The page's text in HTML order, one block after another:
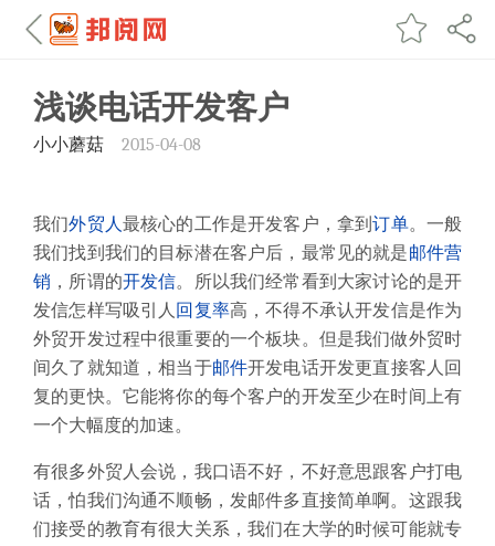
浅谈电话开发客户
小小蘑菇 2015-04-08
我们外贸人最核心的工作是开发客户，拿到订单。一般
我们找到我们的目标潜在客户后，最常见的就是邮件营
销 ，所谓的开发信。所以我们经常看到大家讨论的是开
发信怎样写吸引人 回复率高，不得不承认开发信是作为
外贸开发过程中很重要的一个板块。但是我们做外贸时
间久了就知道，相当于邮件开发电话开发更直接客人回
复的更快。它能将你的每个客户的开发至少在时间上有
一个大幅度的加速。
有很多外贸人会说，我口语不好，不好意思跟客户打电
话，怕我们沟通不顺畅，发邮件多直接简单啊。这跟我
们接受的教育有很大关系，我们在大学的时候可能就专